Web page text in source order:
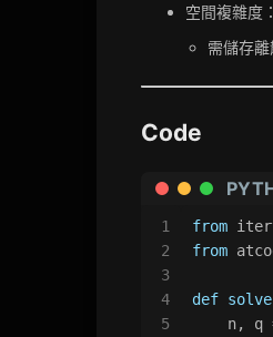
空間複雜度：
需儲存
Code
1
2
3
4
5
from
from
def solve
n, q